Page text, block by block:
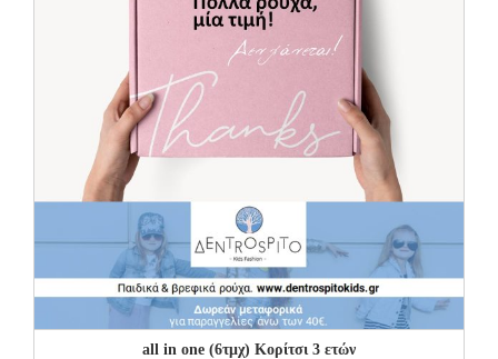
all in one (6τμχ) Κορίτσι 3 ετών